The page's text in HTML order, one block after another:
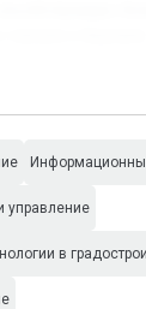
управление
в